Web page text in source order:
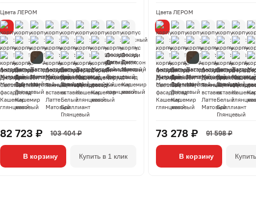
Цвета ЛЕРОМ
82 723 ₽ 103 404 ₽
В корзину Купить в 1 клик
Цвета ЛЕРОМ
73 278 ₽ 91 598 ₽
В корзину